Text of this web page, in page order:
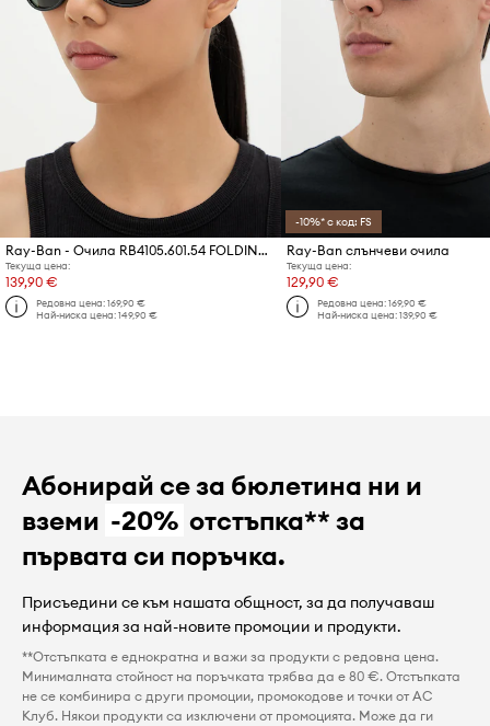
Ray-Ban - Очила RB4105.601.54 FOLDING WAYFARER
Текуща цена:
139,90 €
Редовна цена:169,90 €
Най-ниска цена:149,90 €
-10%* с код: FS
Ray-Ban слънчеви очила
Текуща цена:
129,90 €
Редовна цена:169,90 €
Най-ниска цена:139,90 €
Абонирай се за бюлетина ни и
вземи -20% отстъпка** за
първата си поръчка.
Присъедини се към нашата общност, за да получаваш
информация за най-новите промоции и продукти.
**Отстъпката е еднократна и важи за продукти с редовна цена.
Минималната стойност на поръчката трябва да е 80 €. Отстъпката
не се комбинира с други промоции, промокодове и точки от AC
Клуб. Някои продукти са изключени от промоцията. Може да ги